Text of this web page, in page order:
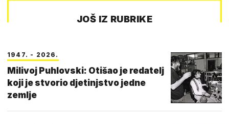
JOŠ IZ RUBRIKE
1947. - 2026.
Milivoj Puhlovski: Otišao je redatelj
koji je stvorio djetinjstvo jedne
zemlje